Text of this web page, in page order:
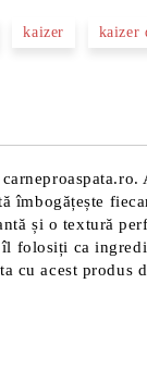
kaizer kaizer
și o textură
folosiți ca
cu acest produs